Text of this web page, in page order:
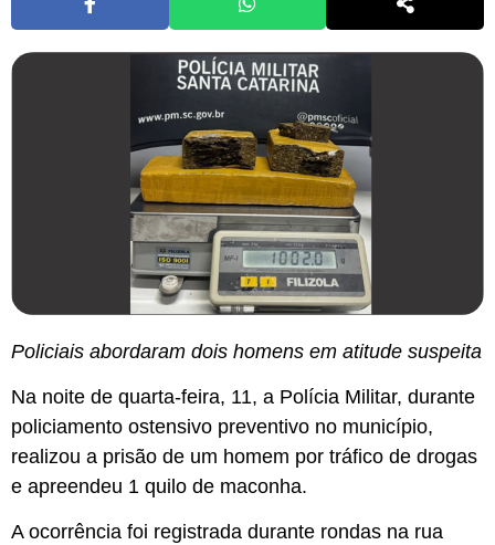
Policiais abordaram dois homens em atitude suspeita
Na noite de quarta-feira, 11, a Polícia Militar, durante
policiamento ostensivo preventivo no município,
realizou a prisão de um homem por tráfico de drogas
e apreendeu 1 quilo de maconha.
A ocorrência foi registrada durante rondas na rua